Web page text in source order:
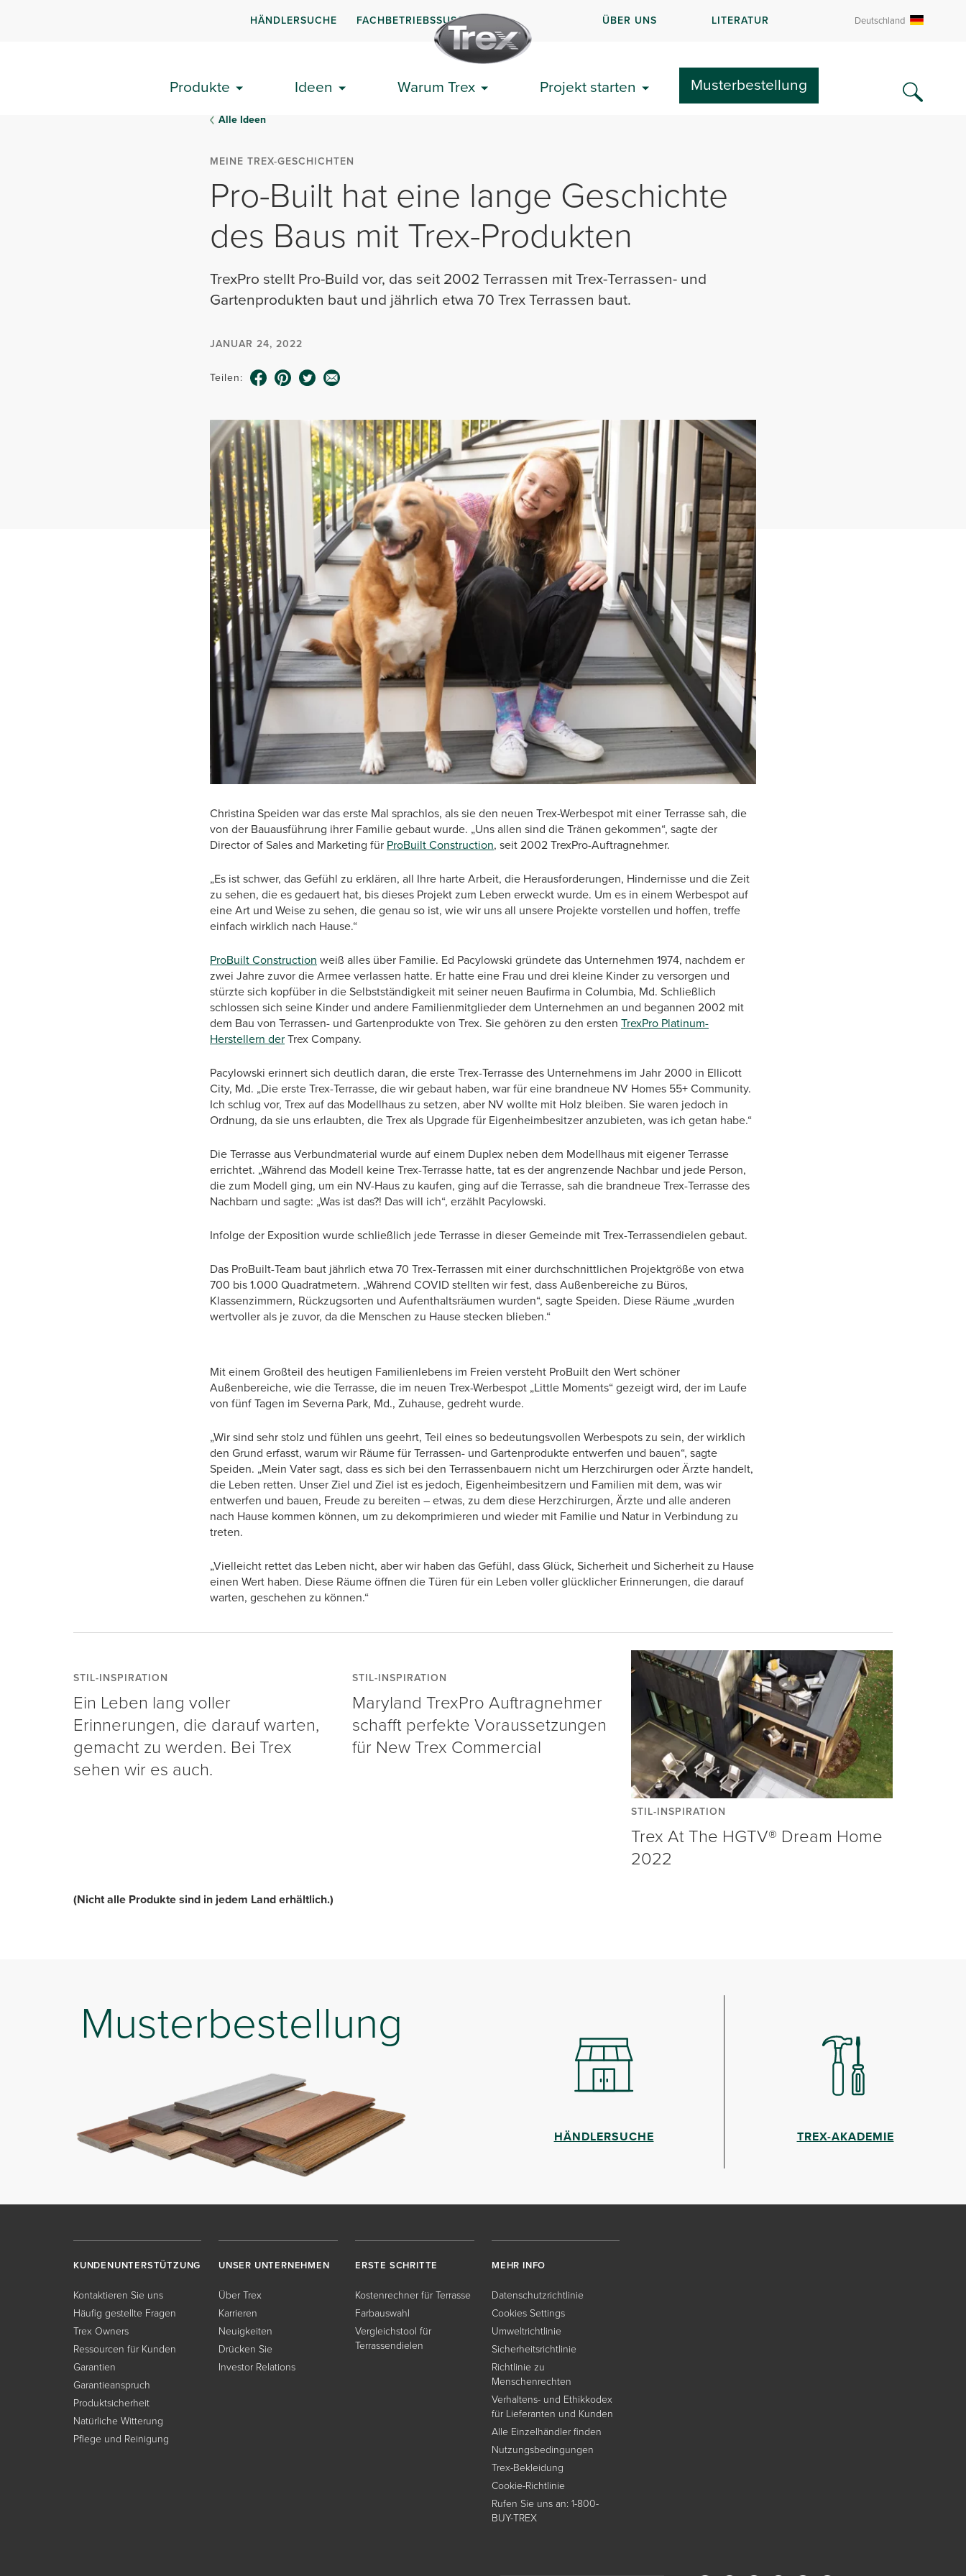
HÄNDLERSUCHE FACHBETRIEBSSUSCHE ÜBER UNS LITERATUR Deutschland
Produkte Ideen Warum Trex Projekt starten Musterbestellung
Alle Ideen
MEINE TREX-GESCHICHTEN
Pro-Built hat eine lange Geschichte
des Baus mit Trex-Produkten
TrexPro stellt Pro-Build vor, das seit 2002 Terrassen mit Trex-Terrassen- und
Gartenprodukten baut und jährlich etwa 70 Trex Terrassen baut.
JANUAR 24, 2022
Teilen:
Christina Speiden war das erste Mal sprachlos, als sie den neuen Trex-Werbespot mit einer Terrasse sah, die
von der Bauausführung ihrer Familie gebaut wurde. „Uns allen sind die Tränen gekommen“, sagte der
Director of Sales and Marketing für ProBuilt Construction, seit 2002 TrexPro-Auftragnehmer.
„Es ist schwer, das Gefühl zu erklären, all Ihre harte Arbeit, die Herausforderungen, Hindernisse und die Zeit
zu sehen, die es gedauert hat, bis dieses Projekt zum Leben erweckt wurde. Um es in einem Werbespot auf
eine Art und Weise zu sehen, die genau so ist, wie wir uns all unsere Projekte vorstellen und hoffen, treffe
einfach wirklich nach Hause.“
ProBuilt Construction weiß alles über Familie. Ed Pacylowski gründete das Unternehmen 1974, nachdem er
zwei Jahre zuvor die Armee verlassen hatte. Er hatte eine Frau und drei kleine Kinder zu versorgen und
stürzte sich kopfüber in die Selbstständigkeit mit seiner neuen Baufirma in Columbia, Md. Schließlich
schlossen sich seine Kinder und andere Familienmitglieder dem Unternehmen an und begannen 2002 mit
dem Bau von Terrassen- und Gartenprodukte von Trex. Sie gehören zu den ersten TrexPro Platinum-
Herstellern derTrex Company.
Pacylowski erinnert sich deutlich daran, die erste Trex-Terrasse des Unternehmens im Jahr 2000 in Ellicott
City, Md. „Die erste Trex-Terrasse, die wir gebaut haben, war für eine brandneue NV Homes 55+ Community.
Ich schlug vor, Trex auf das Modellhaus zu setzen, aber NV wollte mit Holz bleiben. Sie waren jedoch in
Ordnung, da sie uns erlaubten, die Trex als Upgrade für Eigenheimbesitzer anzubieten, was ich getan habe.“
Die Terrasse aus Verbundmaterial wurde auf einem Duplex neben dem Modellhaus mit eigener Terrasse
errichtet. „Während das Modell keine Trex-Terrasse hatte, tat es der angrenzende Nachbar und jede Person,
die zum Modell ging, um ein NV-Haus zu kaufen, ging auf die Terrasse, sah die brandneue Trex-Terrasse des
Nachbarn und sagte: „Was ist das?! Das will ich“, erzählt Pacylowski.
Infolge der Exposition wurde schließlich jede Terrasse in dieser Gemeinde mit Trex-Terrassendielen gebaut.
Das ProBuilt-Team baut jährlich etwa 70 Trex-Terrassen mit einer durchschnittlichen Projektgröße von etwa
700 bis 1.000 Quadratmetern. „Während COVID stellten wir fest, dass Außenbereiche zu Büros,
Klassenzimmern, Rückzugsorten und Aufenthaltsräumen wurden“, sagte Speiden. Diese Räume „wurden
wertvoller als je zuvor, da die Menschen zu Hause stecken blieben.“
Mit einem Großteil des heutigen Familienlebens im Freien versteht ProBuilt den Wert schöner
Außenbereiche, wie die Terrasse, die im neuen Trex-Werbespot „Little Moments“ gezeigt wird, der im Laufe
von fünf Tagen im Severna Park, Md., Zuhause, gedreht wurde.
„Wir sind sehr stolz und fühlen uns geehrt, Teil eines so bedeutungsvollen Werbespots zu sein, der wirklich
den Grund erfasst, warum wir Räume für Terrassen- und Gartenprodukte entwerfen und bauen“, sagte
Speiden. „Mein Vater sagt, dass es sich bei den Terrassenbauern nicht um Herzchirurgen oder Ärzte handelt,
die Leben retten. Unser Ziel und Ziel ist es jedoch, Eigenheimbesitzern und Familien mit dem, was wir
entwerfen und bauen, Freude zu bereiten – etwas, zu dem diese Herzchirurgen, Ärzte und alle anderen
nach Hause kommen können, um zu dekomprimieren und wieder mit Familie und Natur in Verbindung zu
treten.
„Vielleicht rettet das Leben nicht, aber wir haben das Gefühl, dass Glück, Sicherheit und Sicherheit zu Hause
einen Wert haben. Diese Räume öffnen die Türen für ein Leben voller glücklicher Erinnerungen, die darauf
warten, geschehen zu können.“
STIL-INSPIRATION
Ein Leben lang voller
Erinnerungen, die darauf warten,
gemacht zu werden. Bei Trex
sehen wir es auch.
STIL-INSPIRATION
Maryland TrexPro Auftragnehmer
schafft perfekte Voraussetzungen
für New Trex Commercial
STIL-INSPIRATION
Trex At The HGTV® Dream Home
2022
(Nicht alle Produkte sind in jedem Land erhältlich.)
Musterbestellung
HÄNDLERSUCHE TREX-AKADEMIE
KUNDENUNTERSTÜTZUNG
Kontaktieren Sie uns
Häufig gestellte Fragen
Trex Owners
Ressourcen für Kunden
Garantien
Garantieanspruch
Produktsicherheit
Natürliche Witterung
Pflege und Reinigung
UNSER UNTERNEHMEN
Über Trex
Karrieren
Neuigkeiten
Drücken Sie
Investor Relations
ERSTE SCHRITTE
Kostenrechner für Terrasse
Farbauswahl
Vergleichstool für
Terrassendielen
MEHR INFO
Datenschutzrichtlinie
Cookies Settings
Umweltrichtlinie
Sicherheitsrichtlinie
Richtlinie zu
Menschenrechten
Verhaltens- und Ethikkodex
für Lieferanten und Kunden
Alle Einzelhändler finden
Nutzungsbedingungen
Trex-Bekleidung
Cookie-Richtlinie
Rufen Sie uns an: 1-800-
BUY-TREX